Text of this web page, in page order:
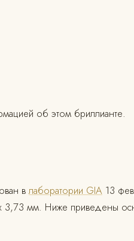
об этом бриллианте.
влаборатории GIA 13
мм. Ниже приведены